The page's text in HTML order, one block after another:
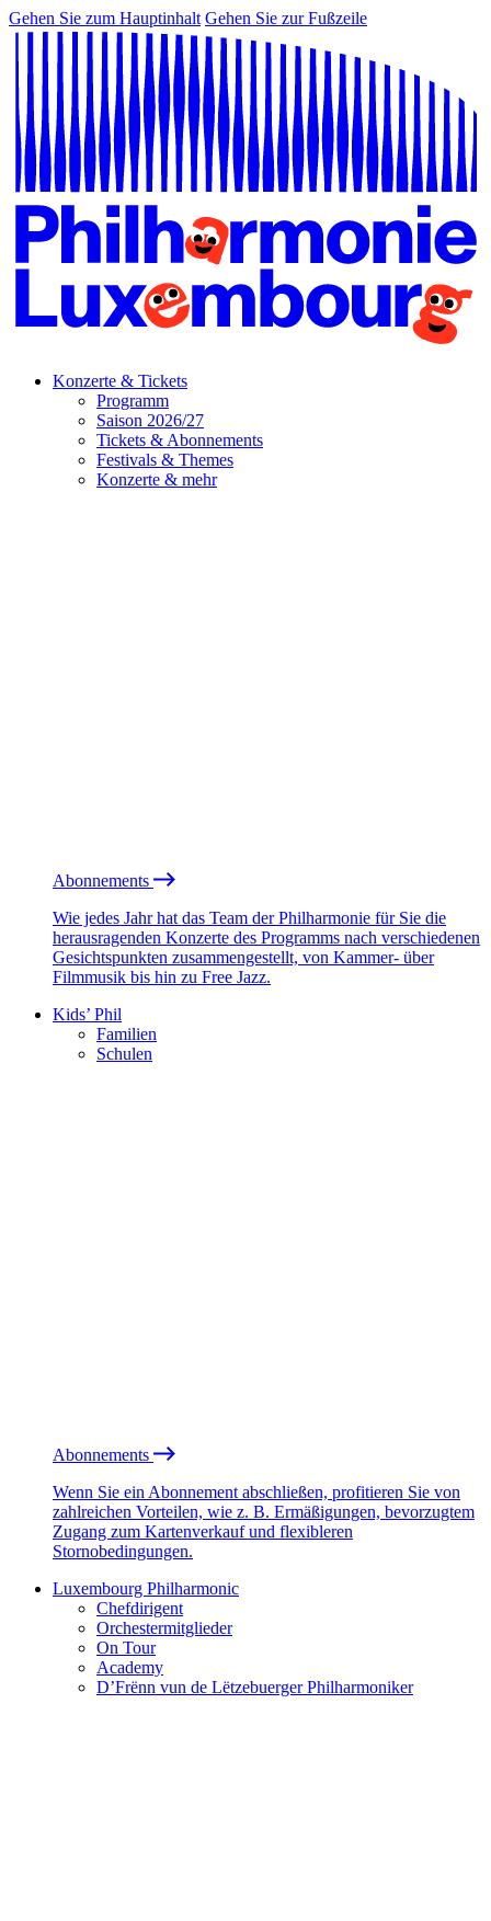
Gehen Sie zum Hauptinhalt Gehen Sie zur Fußzeile
Konzerte & Tickets
Programm
Saison 2026/27
Tickets & Abonnements
Festivals & Themes
Konzerte & mehr
Abonnements
Wie jedes Jahr hat das Team der Philharmonie für Sie die
herausragenden Konzerte des Programms nach verschiedenen
Gesichtspunkten zusammengestellt, von Kammer- über
Filmmusik bis hin zu Free Jazz.
Kids’ Phil
Familien
Schulen
Abonnements
Wenn Sie ein Abonnement abschließen, profitieren Sie von
zahlreichen Vorteilen, wie z. B. Ermäßigungen, bevorzugtem
Zugang zum Kartenverkauf und flexibleren
Stornobedingungen.
Luxembourg Philharmonic
Chefdirigent
Orchestermitglieder
On Tour
Academy
D’Frënn vun de Lëtzebuerger Philharmoniker